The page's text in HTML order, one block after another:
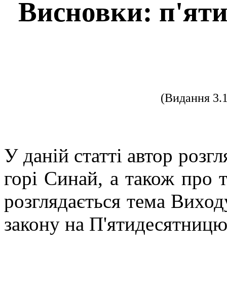
Висновки:
(Видання
У даній статті автор
горі Синай, а також про
розглядається тема
закону на